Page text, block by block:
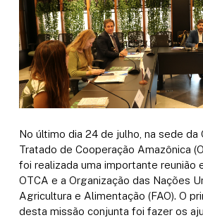
No último dia 24 de julho, na sede da
Tratado de Cooperação Amazônica
foi realizada uma importante reunião
OTCA e a Organização das Nações
Agricultura e Alimentação (FAO). O
desta missão conjunta foi fazer os